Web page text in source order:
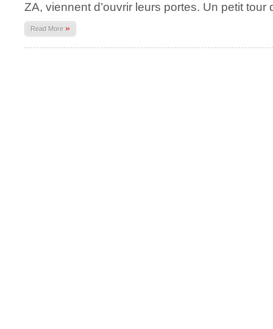
ZA, viennent d’ouvrir leurs portes. Un petit tour
Read More »